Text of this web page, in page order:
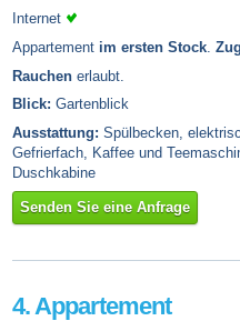
Internet
Appartement im ersten Stock
Rauchen erlaubt.
Blick: Gartenblick
Ausstattung: Spülbecken,
Gefrierfach, Kaffee und
Duschkabine
Senden Sie eine Anfrage
4. Appartement